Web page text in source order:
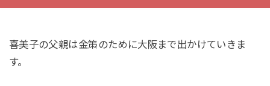
喜美子の父親は金策のために大阪まで出かけていきま
す。